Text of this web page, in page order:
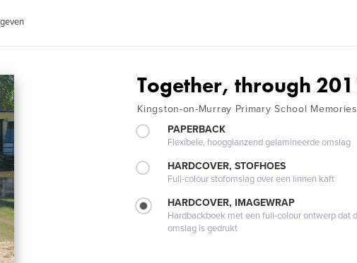
Together, through
Kingston-on-Murray Primary School Memories
PAPERBACK
Flexibele, hoogglanzend gelamineerde omslag
HARDCOVER, STOFHOES
Full-colour stofomslag over een linnen kaft
HARDCOVER, IMAGEWRAP
Hardbackboek met een full-colour ontwerp dat
omslag is gedrukt